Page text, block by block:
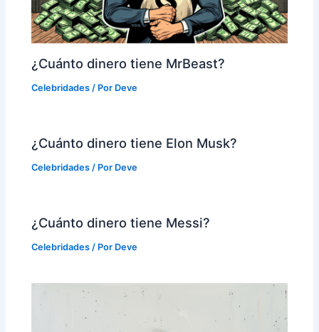
¿Cuánto dinero tiene MrBeast?
Celebridades / Por Deve
¿Cuánto dinero tiene Elon Musk?
Celebridades / Por Deve
¿Cuánto dinero tiene Messi?
Celebridades / Por Deve